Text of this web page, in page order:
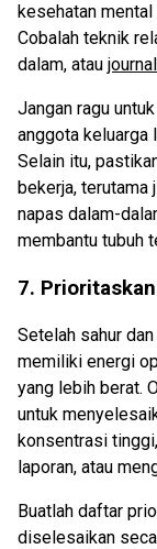
kesehatan
Cobalah teknik
dalam, atau
Jangan ragu
anggota keluarga
Selain itu,
bekerja, terutama
napas dalam-
membantu tubuh
7.
Setelah sahur
memiliki energi
yang lebih berat.
untuk
konsentrasi
laporan, atau
Buatlah daftar
diselesaikan